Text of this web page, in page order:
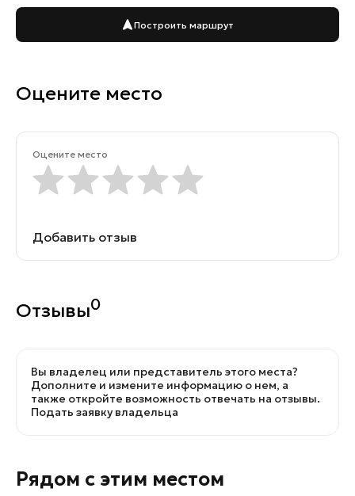
Построить маршрут
Оцените место
Оцените место
Добавить отзыв
Отзывы0
Вы владелец или представитель этого места?
Дополните и измените информацию о нем, а
также откройте возможность отвечать на отзывы.
Подать заявку владельца
Рядом с этим местом